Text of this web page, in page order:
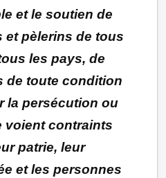
et le soutien de
et pèlerins de tous
les pays, de
de toute condition
la persécution ou
voient contraints
patrie, leur
et les personnes